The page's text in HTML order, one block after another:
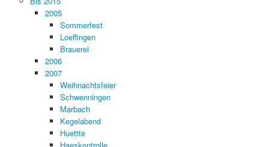
2005
Sommerfest
Loeffingen
Brauerei
2006
2007
Weihnachtsfeier
Schwenningen
Marbach
Kegelabend
Huettte